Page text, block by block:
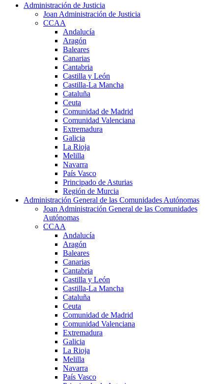
Administración de Justicia
Joan Administración de Justicia
CCAA
Andalucía
Aragón
Baleares
Canarias
Cantabria
Castilla y León
Castilla-La Mancha
Cataluña
Ceuta
Comunidad de Madrid
Comunidad Valenciana
Extremadura
Galicia
La Rioja
Melilla
Navarra
País Vasco
Principado de Asturias
Región de Murcia
Administración General de las Comunidades Autónomas
Joan Administración General de las Comunidades
Autónomas
CCAA
Andalucía
Aragón
Baleares
Canarias
Cantabria
Castilla y León
Castilla-La Mancha
Cataluña
Ceuta
Comunidad de Madrid
Comunidad Valenciana
Extremadura
Galicia
La Rioja
Melilla
Navarra
País Vasco